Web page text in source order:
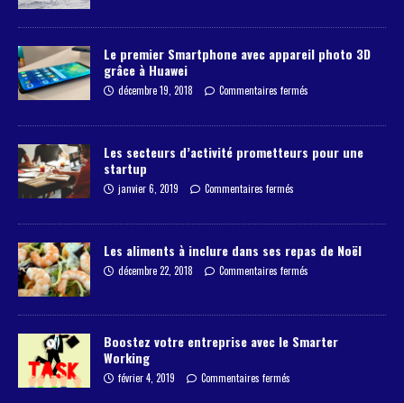
Le premier Smartphone avec appareil photo 3D
grâce à Huawei
décembre 19, 2018 Commentaires fermés
Les secteurs d’activité prometteurs pour une
startup
janvier 6, 2019 Commentaires fermés
Les aliments à inclure dans ses repas de Noël
décembre 22, 2018 Commentaires fermés
Boostez votre entreprise avec le Smarter
Working
février 4, 2019 Commentaires fermés